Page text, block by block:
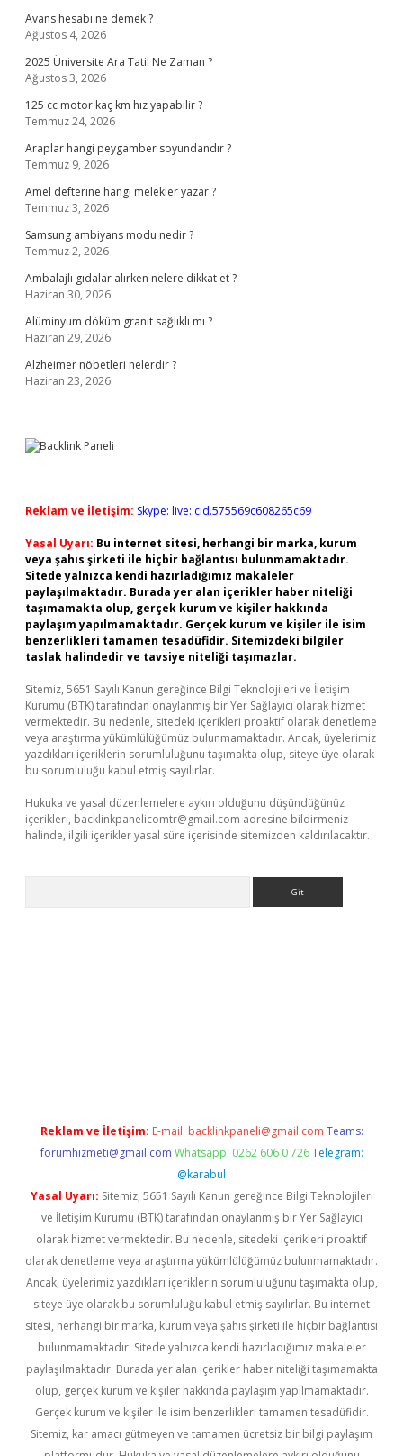
Avans hesabı ne demek ?
Ağustos 4, 2026
2025 Üniversite Ara Tatil Ne Zaman ?
Ağustos 3, 2026
125 cc motor kaç km hız yapabilir ?
Temmuz 24, 2026
Araplar hangi peygamber soyundandır ?
Temmuz 9, 2026
Amel defterine hangi melekler yazar ?
Temmuz 3, 2026
Samsung ambiyans modu nedir ?
Temmuz 2, 2026
Ambalajlı gıdalar alırken nelere dikkat et ?
Haziran 30, 2026
Alüminyum döküm granit sağlıklı mı ?
Haziran 29, 2026
Alzheimer nöbetleri nelerdir ?
Haziran 23, 2026
Reklam ve İletişim: Skype: live:.cid.575569c608265c69
Yasal Uyarı: Bu internet sitesi, herhangi bir marka, kurum
veya şahıs şirketi ile hiçbir bağlantısı bulunmamaktadır.
Sitede yalnızca kendi hazırladığımız makaleler
paylaşılmaktadır. Burada yer alan içerikler haber niteliği
taşımamakta olup, gerçek kurum ve kişiler hakkında
paylaşım yapılmamaktadır. Gerçek kurum ve kişiler ile isim
benzerlikleri tamamen tesadüfidir. Sitemizdeki bilgiler
taslak halindedir ve tavsiye niteliği taşımazlar.
Sitemiz, 5651 Sayılı Kanun gereğince Bilgi Teknolojileri ve İletişim
Kurumu (BTK) tarafından onaylanmış bir Yer Sağlayıcı olarak hizmet
vermektedir. Bu nedenle, sitedeki içerikleri proaktif olarak denetleme
veya araştırma yükümlülüğümüz bulunmamaktadır. Ancak, üyelerimiz
yazdıkları içeriklerin sorumluluğunu taşımakta olup, siteye üye olarak
bu sorumluluğu kabul etmiş sayılırlar.
Hukuka ve yasal düzenlemelere aykırı olduğunu düşündüğünüz
içerikleri, backlinkpanelicomtr@gmail.com adresine bildirmeniz
halinde, ilgili içerikler yasal süre içerisinde sitemizden kaldırılacaktır.
Reklam ve İletişim: E-mail: backlinkpaneli@gmail.com Teams:
forumhizmeti@gmail.com Whatsapp: 0262 606 0 726 Telegram:
@karabul
Yasal Uyarı: Sitemiz, 5651 Sayılı Kanun gereğince Bilgi Teknolojileri
ve İletişim Kurumu (BTK) tarafından onaylanmış bir Yer Sağlayıcı
olarak hizmet vermektedir. Bu nedenle, sitedeki içerikleri proaktif
olarak denetleme veya araştırma yükümlülüğümüz bulunmamaktadır.
Ancak, üyelerimiz yazdıkları içeriklerin sorumluluğunu taşımakta olup,
siteye üye olarak bu sorumluluğu kabul etmiş sayılırlar. Bu internet
sitesi, herhangi bir marka, kurum veya şahıs şirketi ile hiçbir bağlantısı
bulunmamaktadır. Sitede yalnızca kendi hazırladığımız makaleler
paylaşılmaktadır. Burada yer alan içerikler haber niteliği taşımamakta
olup, gerçek kurum ve kişiler hakkında paylaşım yapılmamaktadır.
Gerçek kurum ve kişiler ile isim benzerlikleri tamamen tesadüfidir.
Sitemiz, kar amacı gütmeyen ve tamamen ücretsiz bir bilgi paylaşım